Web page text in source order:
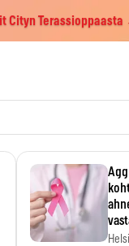
Cityn Terassioppaasta